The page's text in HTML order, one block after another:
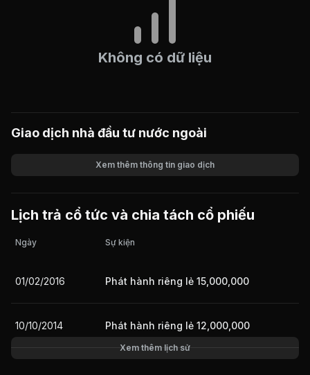
Không có dữ liệu
Giao dịch nhà đầu tư nước ngoài
Giá trị giao dịch
Xem thêm thông tin giao dịch
Lịch trả cổ tức và chia tách cổ phiếu
Ngày Sự kiện
01/02/2016 Phát hành riêng lẻ 15,000,000
10/10/2014 Phát hành riêng lẻ 12,000,000
Xem thêm lịch sử